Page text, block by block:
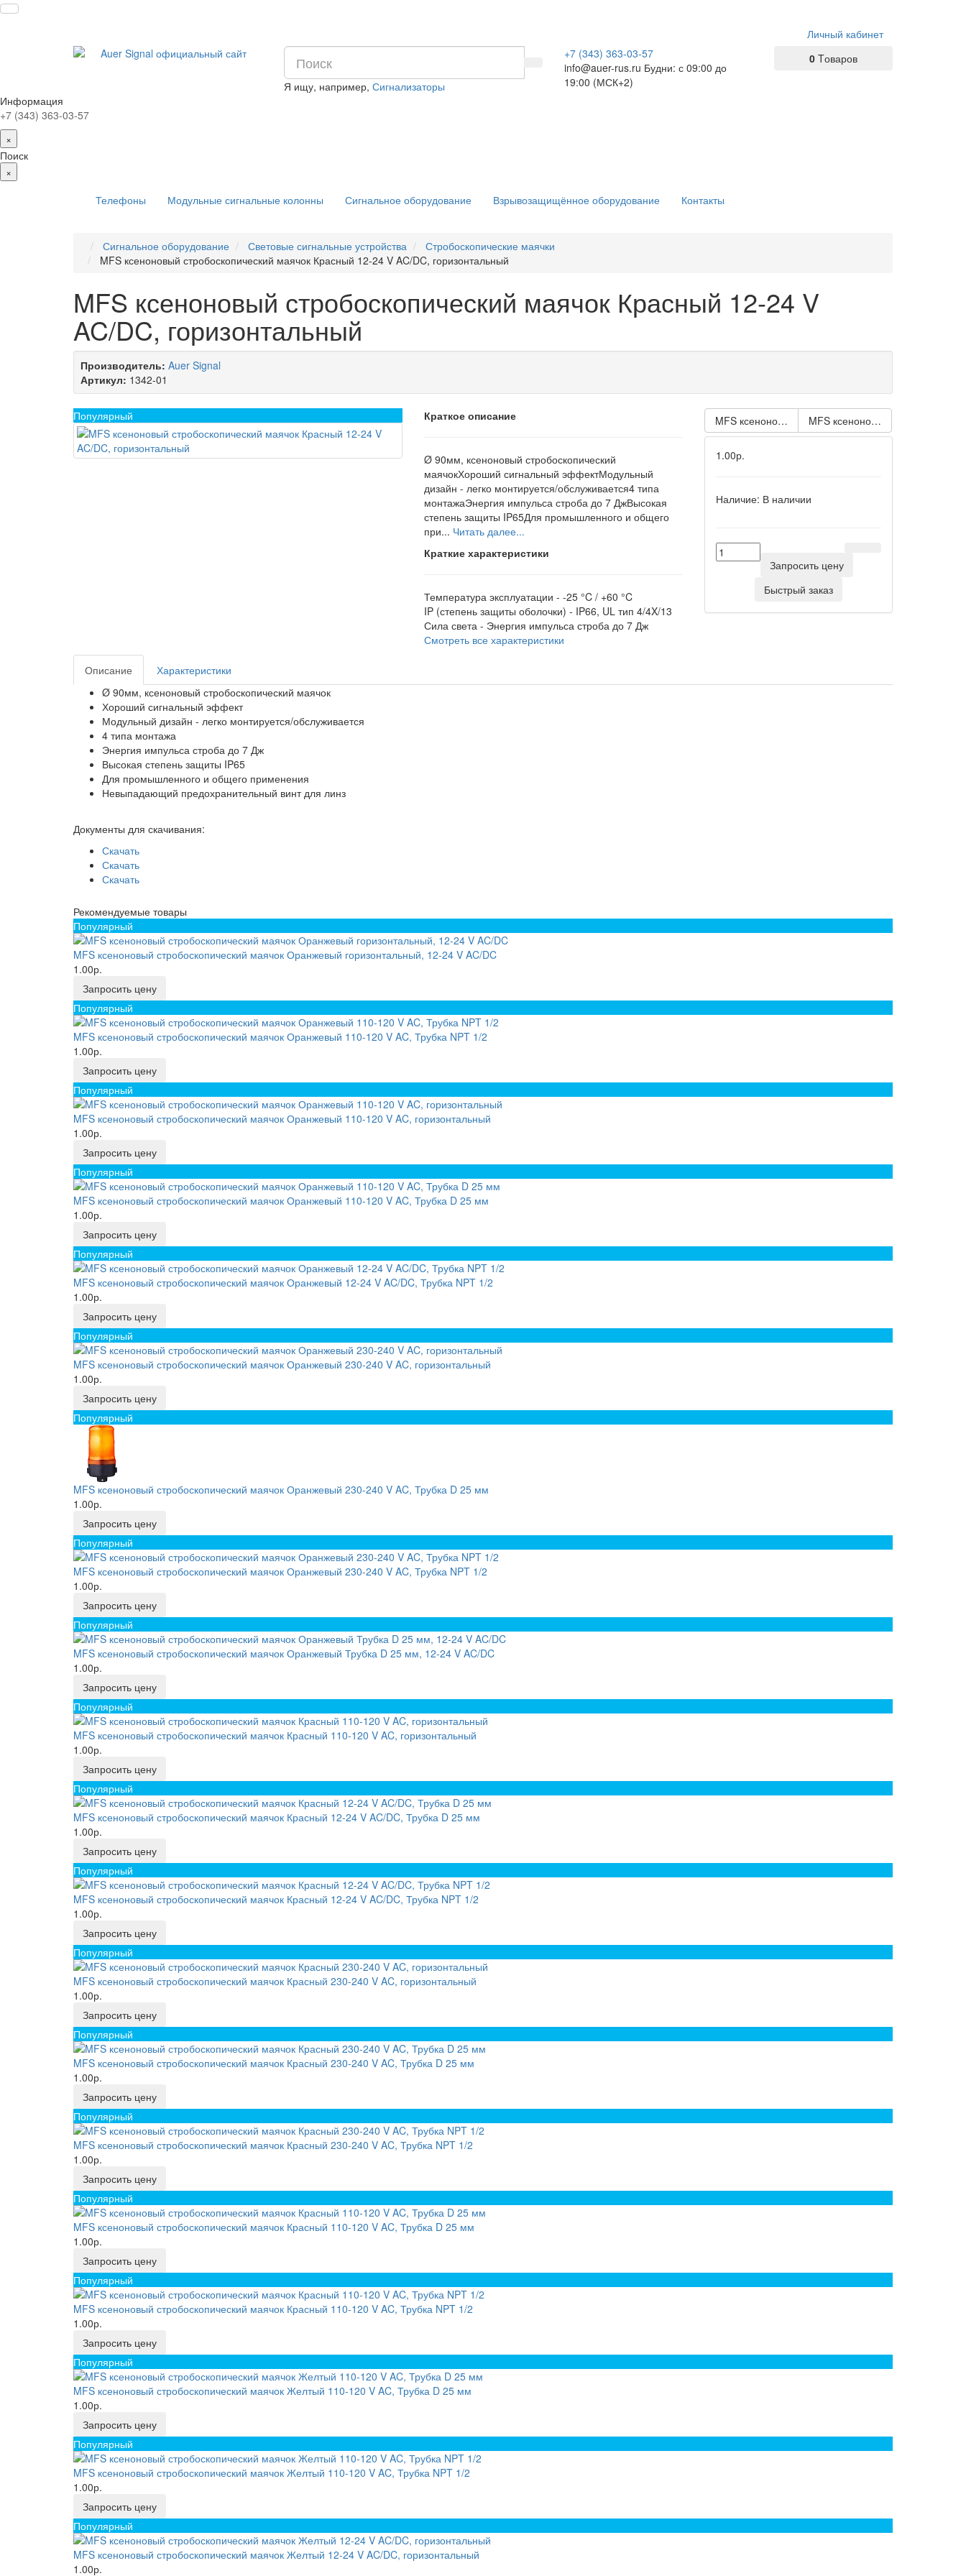
Личный кабинет
+7 (343) 363-03-57
info@auer-rus.ru Будни: с 09:00 до
19:00 (МСК+2)
0 Tоваров
Я ищу, например, Сигнализаторы
Информация
+7 (343) 363-03-57
×
Поиск
×
Телефоны
Модульные сигнальные колонны Сигнальное оборудование Взрывозащищённое оборудование Контакты
Сигнальное оборудование Световые сигнальные устройства
Стробоскопические маячки
MFS ксеноновый стробоскопический маячок Красный 12-24 V AC/DC, горизонтальный
MFS ксеноновый стробоскопический маячок Красный 12-24 V
AC/DC, горизонтальный
Производитель: Auer Signal
Артикул: 1342-01
Популярный Краткое описание
Ø 90мм, ксеноновый стробоскопический
маячокХороший сигнальный эффектМодульный
дизайн - легко монтируется/обслуживается4 типа
монтажаЭнергия импульса строба до 7 ДжВысокая
степень защиты IP65Для промышленного и общего
при... Читать далее...
Краткие характеристики
Температура эксплуатации - -25 °C / +60 °C
IP (степень защиты оболочки) - IP66, UL тип 4/4X/13
Сила света - Энергия импульса строба до 7 Дж
Смотреть все характеристики
MFS ксеноновый стробоскопический маячок
MFS ксеноновый
1.00р.
Наличие: В наличии
Запросить цену
Быстрый заказ
Описание
Характеристики
Ø 90мм, ксеноновый стробоскопический маячок
Хороший сигнальный эффект
Модульный дизайн - легко монтируется/обслуживается
4 типа монтажа
Энергия импульса строба до 7 Дж
Высокая степень защиты IP65
Для промышленного и общего применения
Невыпадающий предохранительный винт для линз
Документы для скачивания:
Скачать
Скачать
Скачать
Рекомендуемые товары
Популярный
MFS ксеноновый стробоскопический маячок Оранжевый горизонтальный, 12-24 V AC/DC
1.00р.
Запросить цену
Популярный
MFS ксеноновый стробоскопический маячок Оранжевый 110-120 V AC, Трубка NPT 1/2
1.00р.
Запросить цену
Популярный
MFS ксеноновый стробоскопический маячок Оранжевый 110-120 V AC, горизонтальный
1.00р.
Запросить цену
Популярный
MFS ксеноновый стробоскопический маячок Оранжевый 110-120 V AC, Трубка D 25 мм
1.00р.
Запросить цену
Популярный
MFS ксеноновый стробоскопический маячок Оранжевый 12-24 V AC/DC, Трубка NPT 1/2
1.00р.
Запросить цену
Популярный
MFS ксеноновый стробоскопический маячок Оранжевый 230-240 V AC, горизонтальный
1.00р.
Запросить цену
Популярный
MFS ксеноновый стробоскопический маячок Оранжевый 230-240 V AC, Трубка D 25 мм
1.00р.
Запросить цену
Популярный
MFS ксеноновый стробоскопический маячок Оранжевый 230-240 V AC, Трубка NPT 1/2
1.00р.
Запросить цену
Популярный
MFS ксеноновый стробоскопический маячок Оранжевый Трубка D 25 мм, 12-24 V AC/DC
1.00р.
Запросить цену
Популярный
MFS ксеноновый стробоскопический маячок Красный 110-120 V AC, горизонтальный
1.00р.
Запросить цену
Популярный
MFS ксеноновый стробоскопический маячок Красный 12-24 V AC/DC, Трубка D 25 мм
1.00р.
Запросить цену
Популярный
MFS ксеноновый стробоскопический маячок Красный 12-24 V AC/DC, Трубка NPT 1/2
1.00р.
Запросить цену
Популярный
MFS ксеноновый стробоскопический маячок Красный 230-240 V AC, горизонтальный
1.00р.
Запросить цену
Популярный
MFS ксеноновый стробоскопический маячок Красный 230-240 V AC, Трубка D 25 мм
1.00р.
Запросить цену
Популярный
MFS ксеноновый стробоскопический маячок Красный 230-240 V AC, Трубка NPT 1/2
1.00р.
Запросить цену
Популярный
MFS ксеноновый стробоскопический маячок Красный 110-120 V AC, Трубка D 25 мм
1.00р.
Запросить цену
Популярный
MFS ксеноновый стробоскопический маячок Красный 110-120 V AC, Трубка NPT 1/2
1.00р.
Запросить цену
Популярный
MFS ксеноновый стробоскопический маячок Желтый 110-120 V AC, Трубка D 25 мм
1.00р.
Запросить цену
Популярный
MFS ксеноновый стробоскопический маячок Желтый 110-120 V AC, Трубка NPT 1/2
1.00р.
Запросить цену
Популярный
MFS ксеноновый стробоскопический маячок Желтый 12-24 V AC/DC, горизонтальный
1.00р.